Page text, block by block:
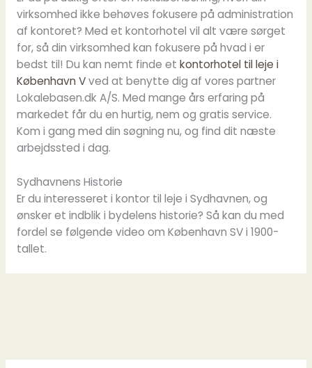
virksomhed ikke behøves fokusere på administration
af kontoret? Med et kontorhotel vil alt være sørget
for, så din virksomhed kan fokusere på hvad i er
bedst til! Du kan nemt finde et kontorhotel til leje i
København Vved at benytte dig af vores partner
Lokalebasen.dk A/S. Med mange års erfaring på
markedet får du en hurtig, nem og gratis service.
Kom i gang med din søgning nu, og find dit næste
arbejdssted i dag.
Sydhavnens Historie
Er du interesseret i kontor til leje i Sydhavnen, og
ønsker et indblik i bydelens historie? Så kan du med
fordel se følgende video om København SV i 1900-
tallet.